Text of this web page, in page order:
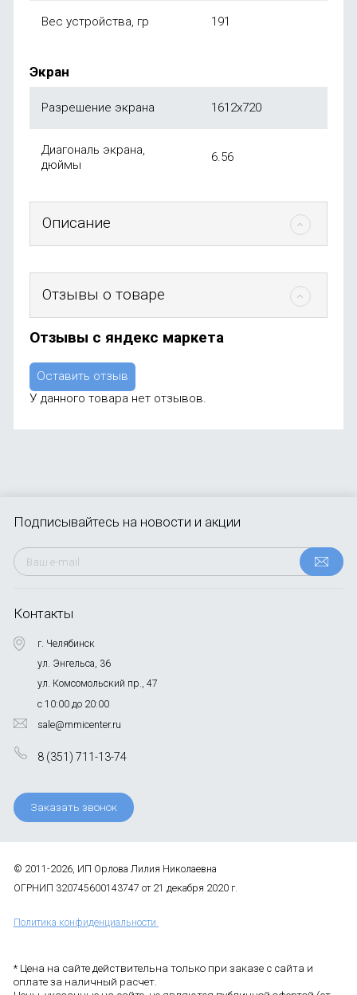
Вес устройства, гр 191
Экран
Разрешение экрана 1612х720
Диагональ экрана,
дюймы
6.56
Описание
Отзывы о товаре
Отзывы с яндекс маркета
Оставить отзыв
У данного товара нет отзывов.
Контакты
г. Челябинск
ул. Энгельса, 36
ул. Комсомольский пр., 47
с 10:00 до 20:00
sale@mmicenter.ru
8 (351) 711-13-74
Заказать звонок
Подписывайтесь на новости и акции
© 2011-2026, ИП Орлова Лилия Николаевна
ОГРНИП 320745600143747 от 21 декабря 2020 г.
Политика конфиденциальности
* Цена на сайте действительна только при заказе с сайта и
оплате за наличный расчет.